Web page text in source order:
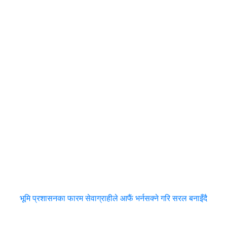
भूमि प्रशासनका फारम सेवाग्राहीले आफैं भर्नसक्ने गरि सरल बनाइँदै